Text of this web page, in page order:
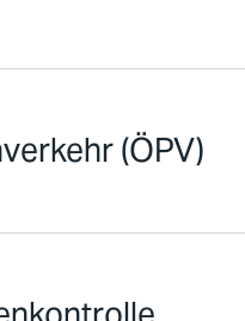
(ÖPV)